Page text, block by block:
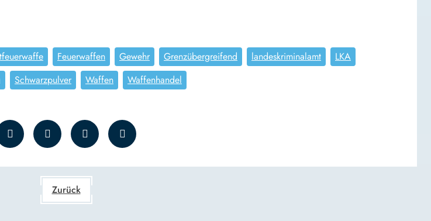
Feuerwaffen Gewehr Grenzübergreifend landeskriminalamt
LKA
Schwarzpulver Waffen Waffenhandel
Zurück